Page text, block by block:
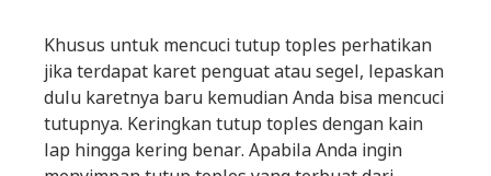
Khusus untuk mencuci tutup toples perhatikan
jika terdapat karet penguat atau segel, lepaskan
dulu karetnya baru kemudian Anda bisa mencuci
tutupnya. Keringkan tutup toples dengan kain
lap hingga kering benar. Apabila Anda ingin